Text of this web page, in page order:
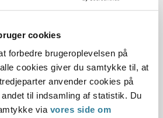
cookies
forbedre brugeroplevelsen på
cookies giver du samtykke til, at
anvender cookies på
til indsamling af statistik. Du
via vores side om